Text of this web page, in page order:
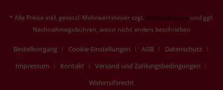
* Alle Preise inkl. gesetzl. Mehrwertsteuer zzgl. Versandkosten und ggf.
Nachnahmegebühren, wenn nicht anders beschrieben
Bestellvorgang Cookie-Einstellungen AGB
Datenschutz
Impressum
Kontakt
Versand und Zahlungsbedingungen
Widerrufsrecht